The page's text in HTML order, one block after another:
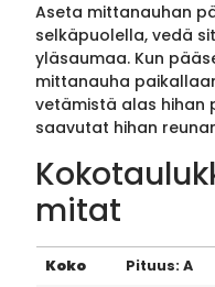
Aseta mittanauhan
selkäpuolella, vedä
yläsaumaa. Kun
mittanauha
vetämistä alas hihan
saavutat hihan
mitat
Koko Pituus: A